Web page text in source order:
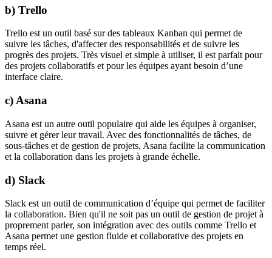
b) Trello
Trello est un outil basé sur des tableaux Kanban qui permet de
suivre les tâches, d'affecter des responsabilités et de suivre les
progrès des projets. Très visuel et simple à utiliser, il est parfait pour
des projets collaboratifs et pour les équipes ayant besoin d’une
interface claire.
c) Asana
Asana est un autre outil populaire qui aide les équipes à organiser,
suivre et gérer leur travail. Avec des fonctionnalités de tâches, de
sous-tâches et de gestion de projets, Asana facilite la communication
et la collaboration dans les projets à grande échelle.
d) Slack
Slack est un outil de communication d’équipe qui permet de faciliter
la collaboration. Bien qu'il ne soit pas un outil de gestion de projet à
proprement parler, son intégration avec des outils comme Trello et
Asana permet une gestion fluide et collaborative des projets en
temps réel.